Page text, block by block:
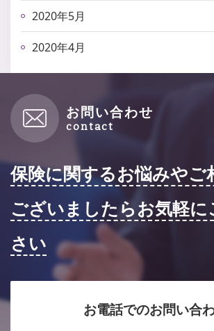
2020年5月
2020年4月
お問い合わせ
保険に関するお悩みやご
ございましたらお気軽
さい
お電話でのお問い合